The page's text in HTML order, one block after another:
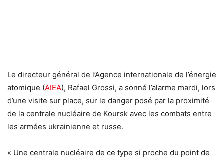
Le directeur général de l’Agence internationale de l’énergie
atomique (AIEA), Rafael Grossi, a sonné l’alarme mardi, lors
d’une visite sur place, sur le danger posé par la proximité
de la centrale nucléaire de Koursk avec les combats entre
les armées ukrainienne et russe.
« Une centrale nucléaire de ce type si proche du point de